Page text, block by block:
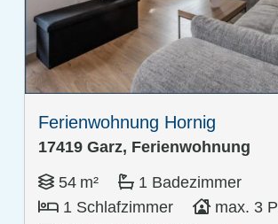
Ferienwohnung Hornig
17419 Garz, Ferienwohnung
54 m²
1 Badezimmer
1 Schlafzimmer
max. 3